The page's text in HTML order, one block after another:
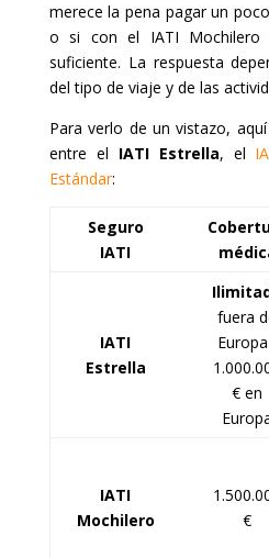
merece la pena pagar un
o si con el IATI Mochilero
suficiente. La respuesta
del tipo de viaje y de las
Para verlo de un vistazo,
entre el IATI Estrella, el
Estándar:
Seguro
IATI
IATI
Estrella
fuera
€ en
IATI
Mochilero
€